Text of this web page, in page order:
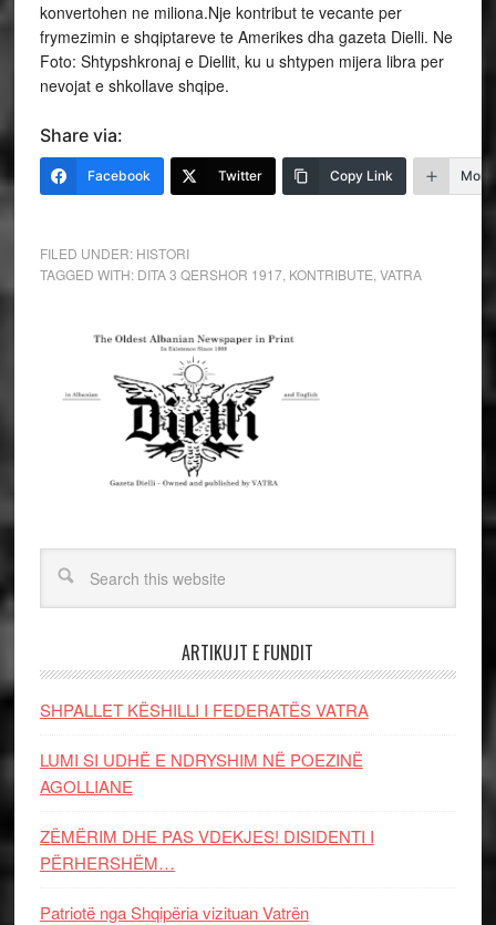
konvertohen ne miliona.Nje kontribut te vecante per
frymezimin e shqiptareve te Amerikes dha gazeta Dielli. Ne
Foto: Shtypshkronaj e Diellit, ku u shtypen mijera libra per
nevojat e shkollave shqipe.
Share via:
Facebook Twitter Copy Link More
FILED UNDER: HISTORI
TAGGED WITH: DITA 3 QERSHOR 1917, KONTRIBUTE VATRA
ARTIKUJT E FUNDIT
SHPALLET KËSHILLI I FEDERATËS VATRA
LUMI SI UDHË E NDRYSHIM NË POEZINË
AGOLLIANE
ZËMËRIM DHE PAS VDEKJES! DISIDENTI I
PËRHERSHËM…
Patriotë nga Shqipëria vizituan Vatrën